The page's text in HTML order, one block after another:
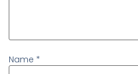
Name *